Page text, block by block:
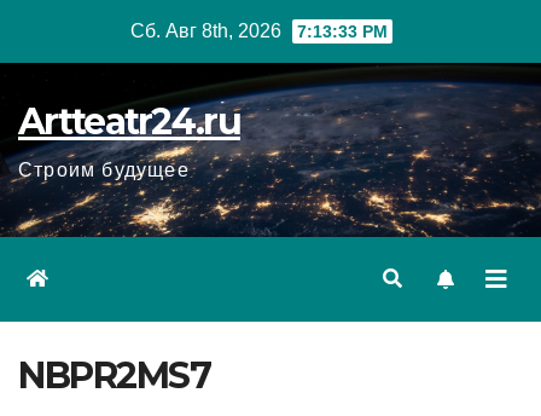
Сб. Авг 8th, 2026 7:13:34 PM
Artteatr24.ru
Строим будущее
NBPR2MS7